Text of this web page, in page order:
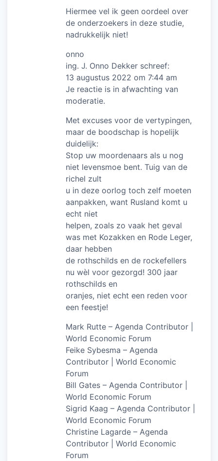
Hiermee vel ik geen oordeel over
de onderzoekers in deze studie,
nadrukkelijk niet!
onno
ing. J. Onno Dekker schreef:
13 augustus 2022 om 7:44 am
Je reactie is in afwachting van
moderatie.
Met excuses voor de vertypingen,
maar de boodschap is hopelijk
duidelijk:
Stop uw moordenaars als u nog
niet levensmoe bent. Tuig van de
richel zult
u in deze oorlog toch zelf moeten
aanpakken, want Rusland komt u
echt niet
helpen, zoals zo vaak het geval
was met Kozakken en Rode Leger,
daar hebben
de rothschilds en de rockefellers
nu wèl voor gezorgd! 300 jaar
rothschilds en
oranjes, niet echt een reden voor
een feestje!
Mark Rutte – Agenda Contributor |
World Economic Forum
Feike Sybesma – Agenda
Contributor | World Economic
Forum
Bill Gates – Agenda Contributor |
World Economic Forum
Sigrid Kaag – Agenda Contributor |
World Economic Forum
Christine Lagarde – Agenda
Contributor | World Economic
Forum